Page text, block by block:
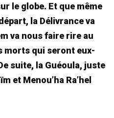
le globe. Et que même
la Délivrance va
va nous faire rire au
morts qui seront eux-
suite, la Guéoula, juste
et Menou’ha Ra’hel